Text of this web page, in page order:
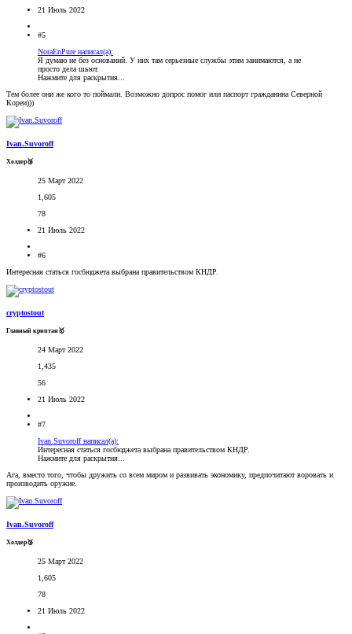
21 Июль 2022
#5
NoraEnPure написал(а):
Я думаю не без оснований. У них там серьезные службы этим занимаются, а не
просто дела шьют.
Нажмите для раскрытия...
Тем более они же кого то поймали. Возможно допрос помог или паспорт гражданина Северной
Кореи)))
Ivan.Suvoroff
Холдер🥉
25 Март 2022
1,605
78
21 Июль 2022
#6
Интересная статься госбюджета выбрана правительством КНДР.
cryptostout
Главный криптан🥇
24 Март 2022
1,435
56
21 Июль 2022
#7
Ivan.Suvoroff написал(а):
Интересная статься госбюджета выбрана правительством КНДР.
Нажмите для раскрытия...
Ага, вместо того, чтобы дружить со всем миром и развивать экономику, предпочитают воровать и
производить оружие.
Ivan.Suvoroff
Холдер🥉
25 Март 2022
1,605
78
21 Июль 2022